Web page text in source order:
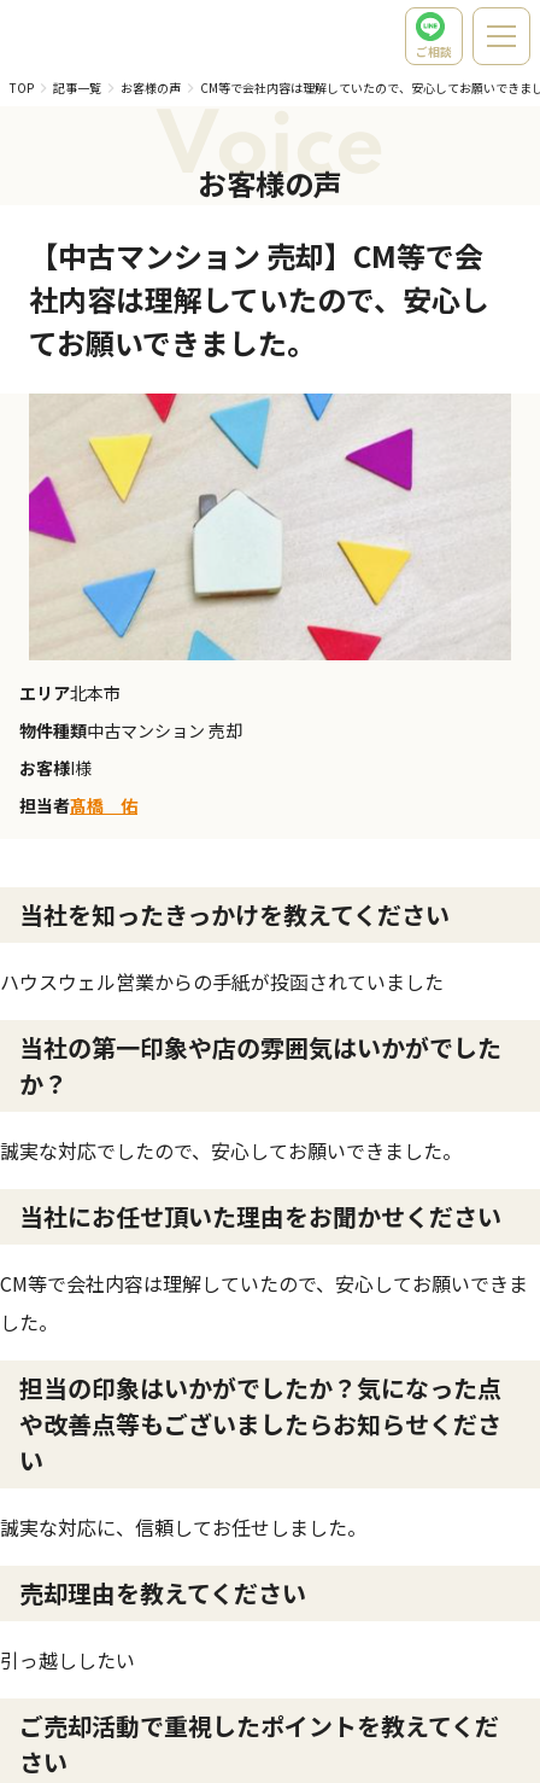
ご相談
TOP
記事一覧 お客様の声 CM等で会社内容は理解していたので、安心してお願いできま
Voice
お客様の声
【中古マンション 売却】CM等で会
社内容は理解していたので、安心し
てお願いできました。
エリア北本市
物件種類中古マンション 売却
お客様I様
担当者髙橋 佑
当社を知ったきっかけを教えてください
ハウスウェル営業からの手紙が投函されていました
当社の第一印象や店の雰囲気はいかがでした
か？
誠実な対応でしたので、安心してお願いできました。
当社にお任せ頂いた理由をお聞かせください
CM等で会社内容は理解していたので、安心してお願いできま
した。
担当の印象はいかがでしたか？気になった点
や改善点等もございましたらお知らせくださ
い
誠実な対応に、信頼してお任せしました。
売却理由を教えてください
引っ越ししたい
ご売却活動で重視したポイントを教えてくだ
さい